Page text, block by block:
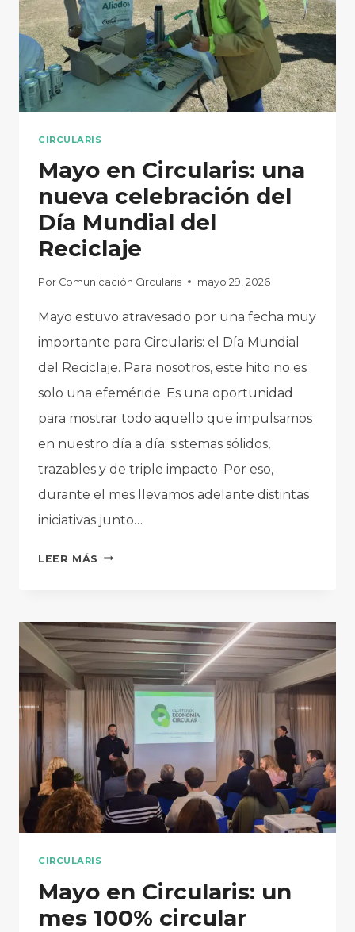
CIRCULARIS
Mayo en Circularis: una
nueva celebración del
Día Mundial del
Reciclaje
Por Comunicación Circularis mayo 29, 2026
Mayo estuvo atravesado por una fecha muy
importante para Circularis: el Día Mundial
del Reciclaje. Para nosotros, este hito no es
solo una efeméride. Es una oportunidad
para mostrar todo aquello que impulsamos
en nuestro día a día: sistemas sólidos,
trazables y de triple impacto. Por eso,
durante el mes llevamos adelante distintas
iniciativas junto…
LEER MÁS MAYO
NUEVA
CELEBRACIÓN
DEL
DÍA
MUNDIAL
DEL
RECICLAJE
CIRCULARIS
Mayo en Circularis: un
mes 100% circular